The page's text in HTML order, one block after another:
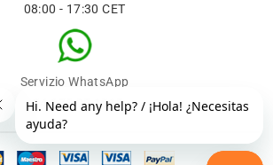
08:00 - 17:30 CET
Servizio WhatsApp
+34 678 08 1018